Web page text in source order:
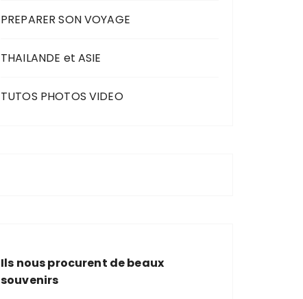
PREPARER SON VOYAGE
THAILANDE et ASIE
TUTOS PHOTOS VIDEO
Ils nous procurent de beaux
souvenirs